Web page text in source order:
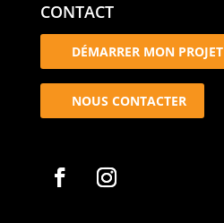
CONTACT
DÉMARRER MON PROJET
NOUS CONTACTER